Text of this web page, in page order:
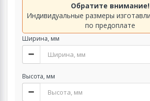
Обратите внимание!
Индивидуальные размеры
по предоплате
Ширина, мм
Высота, мм